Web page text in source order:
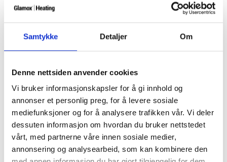
Samtykke Detaljer Om
Denne nettsiden anvender cookies
Vi bruker informasjonskapsler for å gi innhold og
annonser et personlig preg, for å levere sosiale
mediefunksjoner og for å analysere trafikken vår. Vi deler
dessuten informasjon om hvordan du bruker nettstedet
vårt, med partnerne våre innen sosiale medier,
annonsering og analysearbeid, som kan kombinere den
Category:Termostater
Produktinformasjon
Bruksanvisninger
Produktinformasjon